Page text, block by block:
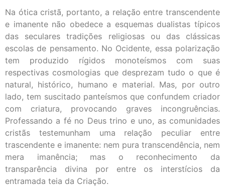
Na ótica cristã, portanto, a relação entre transcendente
e imanente não obedece a esquemas dualistas típicos
das seculares tradições religiosas ou das clássicas
escolas de pensamento. No Ocidente, essa polarização
tem produzido rígidos monoteísmos com suas
respectivas cosmologias que desprezam tudo o que é
natural, histórico, humano e material. Mas, por outro
lado, tem suscitado panteísmos que confundem criador
com criatura, provocando graves incongruências.
Professando a fé no Deus trino e uno, as comunidades
cristãs testemunham uma relação peculiar entre
trascendente e imanente: nem pura transcendência, nem
mera imanência; mas o reconhecimento da
transparência divina por entre os interstícios da
entramada teia da Criação.